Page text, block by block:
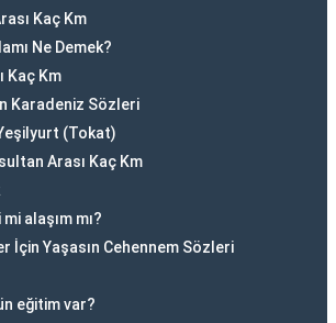
Kaç Km
Ne Demek?
Kaç Km
Karadeniz Sözleri
(Tokat)
Arası Kaç Km
alaşım mı?
İçin Yaşasın Cehennem Sözleri
eğitim var?